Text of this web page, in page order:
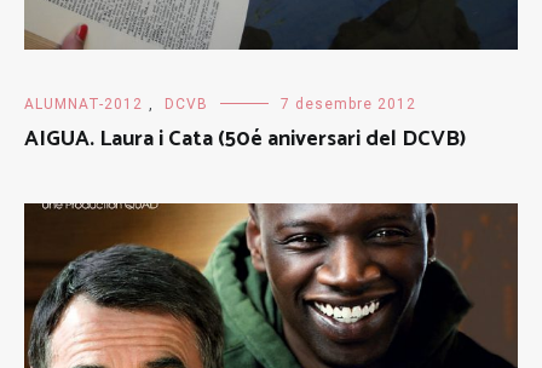
ALUMNAT-2012 , DCVB 7 desembre 2012
AIGUA. Laura i Cata (50é aniversari del DCVB)